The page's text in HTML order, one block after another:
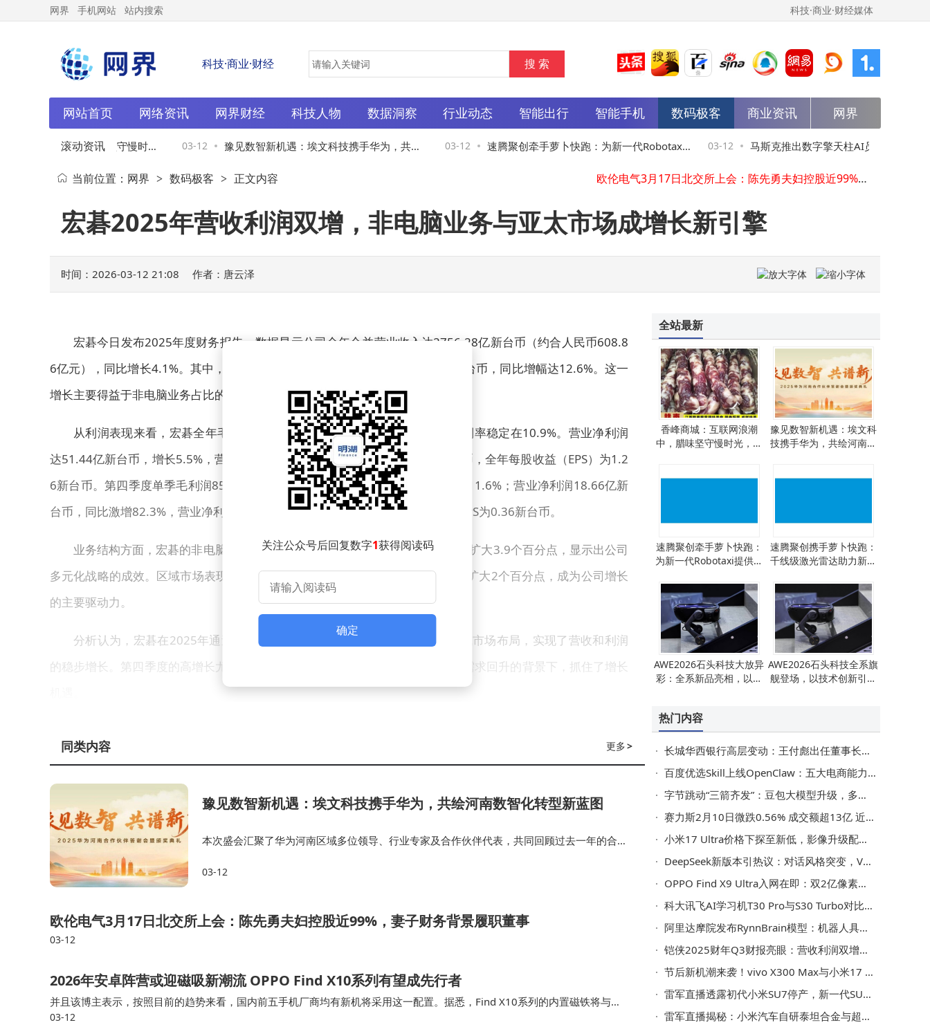
网界 手机网站 站内搜索 科技·商业·财经媒体
科技·商业·财经
网站首页 网络资讯 网界财经 科技人物 数据洞察 行业动态 智能出行 智能手机 数码极客 商业资讯 网界
滚动资讯
联网浪潮中，腊味坚守慢时 03-12 豫见数智新机遇：埃文科技携手华为，共绘
河南数智化转型新蓝图
03-12 速腾聚创牵手萝卜快跑：为新一代Robotaxi
提供激光雷达组合，实现全向无盲区感知
03-12 马斯克推出数字擎天柱AI员工，模拟白领
公，或开启企业自动化新篇章
宏碁2025年营收利润双增，非电脑业务与亚太市场成增长新引擎
豫见数智新机遇：埃文科技携手华为，共绘河南数智化转型新蓝图
2026年安卓阵营或迎磁吸新潮流 OPPO Find X10系列有望成先行者
家电ETF易方达（159328）3月11日微涨，规模份额双增，重仓股名单曝光
宏碁2025年营收利润双增，非电脑业务与亚太市场成增长新引擎
当前位置： 网界 > 数码极客 > 正文内容
宏碁2025年营收利润双增，非电脑业务与亚太市场成增长新引擎
时间：2026-03-12 21:08 作者：唐云泽
宏碁今日发布2025年度财务报告，数据显示公司全年合并营业收入达2756.28亿新台币（约合人民币608.8
6亿元），同比增长4.1%。其中，第四季度表现尤为亮眼，单季营收743.59亿新台币，同比增幅达12.6%。这一
增长主要得益于非电脑业务占比的持续提升以及亚太市场需求的扩大。
从利润表现来看，宏碁全年毛利润为299.90亿新台币，同比增长7.1%，毛利率稳定在10.9%。营业净利润
达51.44亿新台币，增长5.5%，营业净利率为1.9%。税后净利润为37.80亿新台币，全年每股收益（EPS）为1.2
6新台币。第四季度单季毛利润85.94亿新台币，同比增长23.6%，毛利率提升至11.6%；营业净利润18.66亿新
台币，同比激增82.3%，营业净利率达2.5%；税后净利润10.70亿新台币，单季EPS为0.36新台币。
业务结构方面，宏碁的非电脑业务在2025年营收中占比达32.2%，较2024年扩大3.9个百分点，显示出公司
多元化战略的成效。区域市场表现上，亚太地区贡献了52.7%的营收，较2024年扩大2个百分点，成为公司增长
的主要驱动力。
分析认为，宏碁在2025年通过优化产品结构、拓展高毛利业务以及加强区域市场布局，实现了营收和利润
的稳步增长。第四季度的高增长尤其值得关注，表明公司在年末消费旺季和市场需求回升的背景下，抓住了增长
关注公众号后回复数字1获得阅读码
确定
更多>
同类内容
豫见数智新机遇：埃文科技携手华为，共绘河南数智化转型新蓝图
本次盛会汇聚了华为河南区域多位领导、行业专家及合作伙伴代表，共同回顾过去一年的合作
邀出席本次大会，与各界嘉宾共话合作、共谋发展…
03-12
欧伦电气3月17日北交所上会：陈先勇夫妇控股近99%，妻子财务背景履职董事
03-12
2026年安卓阵营或迎磁吸新潮流 OPPO Find X10系列有望成先行者
并且该博主表示，按照目前的趋势来看，国内前五手机厂商均有新机将采用这一配置。据悉，Find X10系列的内置磁铁将与苹
果MagSafe生态类似，可实现无线充电器的精准对位吸附，并兼容磁吸移动电源、车载支架等配…
03-12
全站最新
香峰商城：互联网浪潮
中，腊味坚守慢时光，等
豫见数智新机遇：埃文科
技携手华为，共绘河南数
速腾聚创牵手萝卜快跑：
为新一代Robotaxi提供激
盲区感知
速腾聚创携手萝卜快跑：
千线级激光雷达助力新一
AWE2026石头科技大放异
彩：全系新品亮相，以技
AWE2026石头科技全系旗
舰登场，以技术创新引领
热门内容
长城华西银行高层变动：王付彪出任董事长，王振飞任副行长，前三季度净利润下滑
百度优选Skill上线OpenClaw：五大电商能力开放，一键解锁智能选购新体验
字节跳动“三箭齐发”：豆包大模型升级，多模态AI引领行业新变革
赛力斯2月10日微跌0.56% 成交额超13亿 近5日获主力资金青睐净流入超七千万
小米17 Ultra价格下探至新低，影像升级配置强，米粉入手好时机
DeepSeek新版本引热议：对话风格突变，V4大模型即将惊艳登场？
OPPO Find X9 Ultra入网在即：双2亿像素五摄+卫星通话 3月或将登场
科大讯飞AI学习机T30 Pro与S30 Turbo对比，帮您为孩子挑出最佳学习搭子
阿里达摩院发布RynnBrain模型：机器人具备时空记忆，具身智能迈关键一步
铠侠2025财年Q3财报亮眼：营收利润双增，2026年NAND市场前景可期
节后新机潮来袭！vivo X300 Max与小米17 Max大屏长续航旗舰正面交锋
雷军直播透露初代小米SU7停产，新一代SU7升级电机与智驾系统来袭
雷军直播揭秘：小米汽车自研泰坦合金与超强钢 展现硬核技术实力